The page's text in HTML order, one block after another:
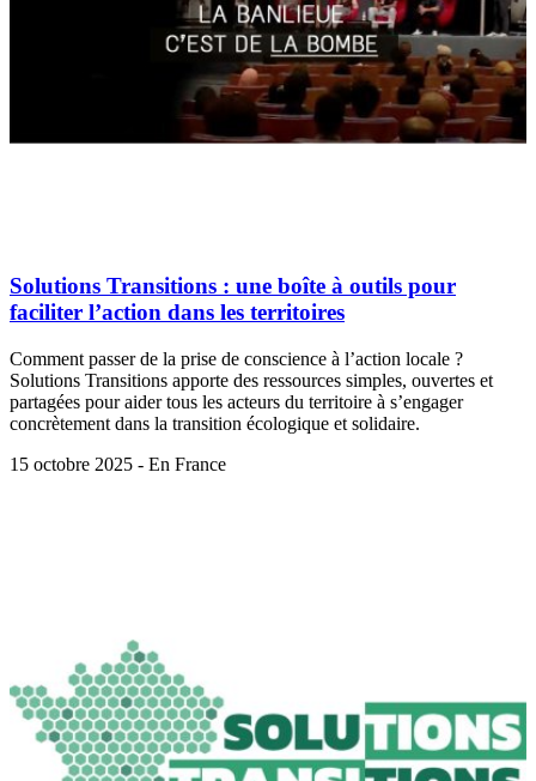
Solutions Transitions : une boîte à outils pour
faciliter l’action dans les territoires
Comment passer de la prise de conscience à l’action locale ?
Solutions Transitions apporte des ressources simples, ouvertes et
partagées pour aider tous les acteurs du territoire à s’engager
concrètement dans la transition écologique et solidaire.
15 octobre 2025 - En France